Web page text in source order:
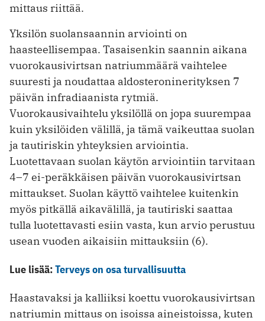
mittaus riittää.
Yksilön suolansaannin arviointi on
haasteellisempaa. Tasaisenkin saannin aikana
vuorokausivirtsan natriummäärä vaihtelee
suuresti ja noudattaa aldosteroninerityksen 7
päivän infradiaanista rytmiä.
Vuorokausivaihtelu yksilöllä on jopa suurempaa
kuin yksilöiden välillä, ja tämä vaikeuttaa suolan
ja tautiriskin yhteyksien arviointia.
Luotettavaan suolan käytön ar­viointiin tarvitaan
4–7 ei-peräkkäisen päivän vuorokausivirtsan
mittaukset. Suolan käyttö vaihtelee kuitenkin
myös pitkällä aikavälillä, ja tautiriski saattaa
tulla luotettavasti esiin vasta, kun arvio perustuu
usean vuoden aikaisiin mittauksiin (6).
Lue lisää:Terveys on osa turvallisuutta
Haastavaksi ja kalliiksi koettu vuorokausivirtsan
natriumin mittaus on isoissa aineistoissa, kuten